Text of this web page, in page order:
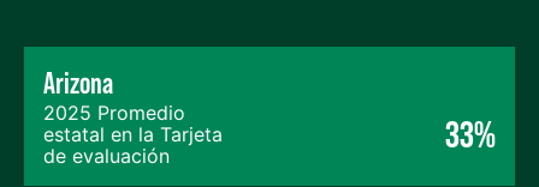
Arizona
2025 Promedio
estatal en la Tarjeta
de evaluación
33%